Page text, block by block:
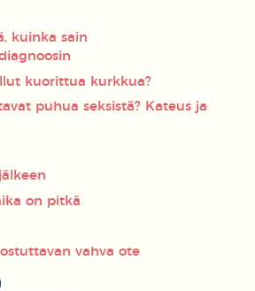
kuinka sain
kuorittua kurkkua?
puhua seksistä? Kateus ja
on pitkä
vahva ote